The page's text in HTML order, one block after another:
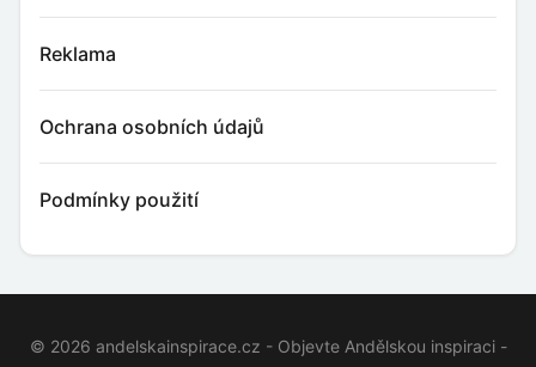
Reklama
Ochrana osobních údajů
Podmínky použití
© 2026 andelskainspirace.cz - Objevte Andělskou inspiraci -